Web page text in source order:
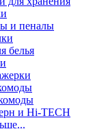
и пеналы
белья
и Hi-TECH